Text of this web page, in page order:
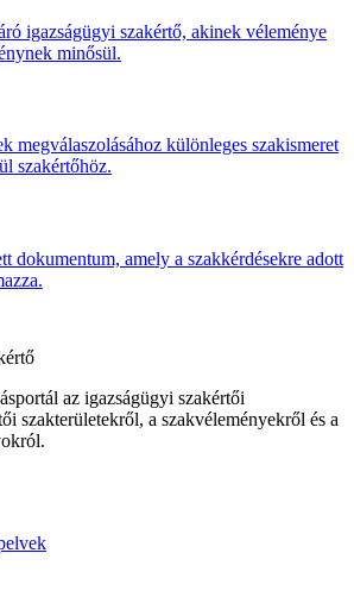
igazságügyi szakértő, akinek véleménye
minősül.
megválaszolásához különleges szakismeret
szakértőhöz.
dokumentum, amely a szakkérdésekre adott
az igazságügyi szakértői
szakterületekről, a szakvéleményekről és a